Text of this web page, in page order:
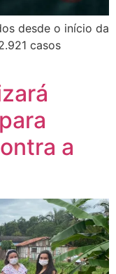
desde o início da
casos
a